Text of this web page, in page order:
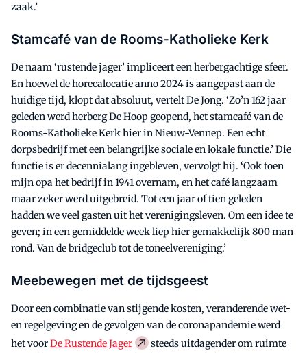
zaak.’
Stamcafé van de Rooms-Katholieke Kerk
De naam ‘rustende jager’ impliceert een herbergachtige sfeer.
En hoewel de horecalocatie anno 2024 is aangepast aan de
huidige tijd, klopt dat absoluut, vertelt De Jong. ‘Zo’n 162 jaar
geleden werd herberg De Hoop geopend, het stamcafé van de
Rooms-Katholieke Kerk hier in Nieuw-Vennep. Een echt
dorpsbedrijf met een belangrijke sociale en lokale functie.’ Die
functie is er decennialang ingebleven, vervolgt hij. ‘Ook toen
mijn opa het bedrijf in 1941 overnam, en het café langzaam
maar zeker werd uitgebreid. Tot een jaar of tien geleden
hadden we veel gasten uit het verenigingsleven. Om een idee te
geven; in een gemiddelde week liep hier gemakkelijk 800 man
rond. Van de bridgeclub tot de toneelvereniging.’
Meebewegen met de tijdsgeest
Door een combinatie van stijgende kosten, veranderende wet-
en regelgeving en de gevolgen van de coronapandemie werd
het voorDe Rustende Jager
steeds uitdagender om ruimte